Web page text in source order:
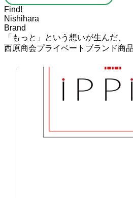
Find!
Nishihara
Brand
「もっと」という想いが生んだ、
西原商会プライベートブランド商